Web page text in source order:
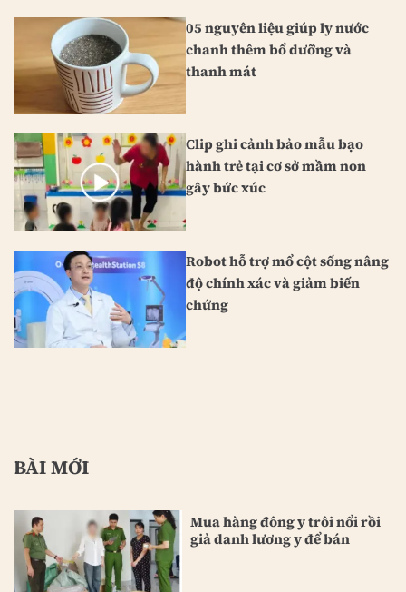
05 nguyên liệu giúp ly nước
chanh thêm bổ dưỡng và
thanh mát
Clip ghi cảnh bảo mẫu bạo
hành trẻ tại cơ sở mầm non
gây bức xúc
Robot hỗ trợ mổ cột sống nâng
độ chính xác và giảm biến
chứng
BÀI MỚI
Mua hàng đông y trôi nổi rồi
giả danh lương y để bán